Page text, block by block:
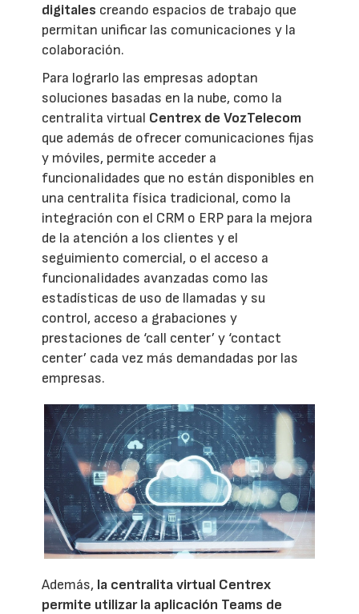
digitales creando espacios de trabajo que
permitan unificar las comunicaciones y la
colaboración.
Para lograrlo las empresas adoptan
soluciones basadas en la nube, como la
centralita virtual Centrex de VozTelecom
que además de ofrecer comunicaciones fijas
y móviles, permite acceder a
funcionalidades que no están disponibles en
una centralita física tradicional, como la
integración con el CRM o ERP para la mejora
de la atención a los clientes y el
seguimiento comercial, o el acceso a
funcionalidades avanzadas como las
estadísticas de uso de llamadas y su
control, acceso a grabaciones y
prestaciones de ‘call center’ y ‘contact
center’ cada vez más demandadas por las
empresas.
Además, la centralita virtual Centrex
permite utilizar la aplicación Teams de